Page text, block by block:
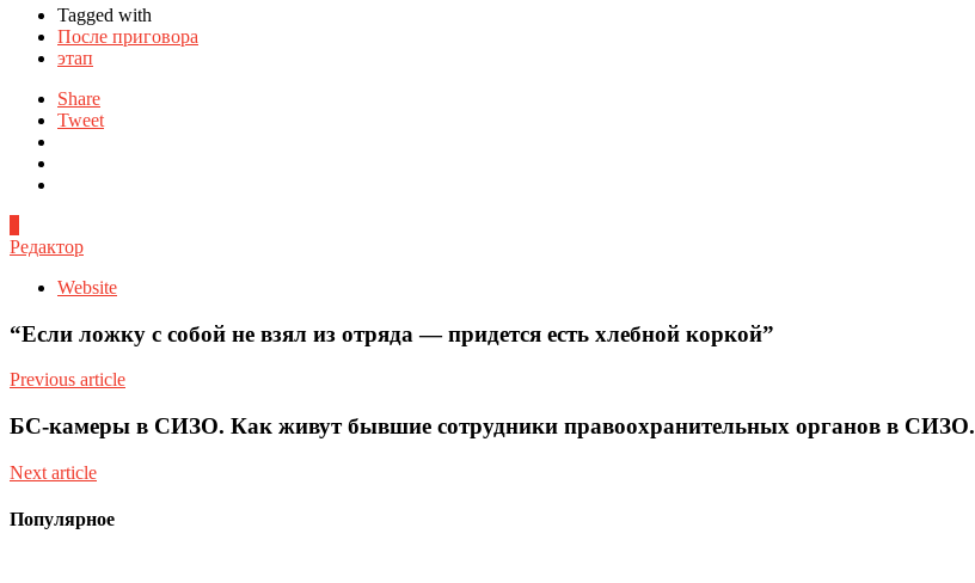
Tagged with
После приговора
этап
Share
Tweet
Редактор
Website
“Если ложку с собой не взял из отряда — придется есть хлебной коркой”
Previous article
БС-камеры в СИЗО. Как живут бывшие сотрудники правоохранительных органов в СИЗО.
Next article
Популярное